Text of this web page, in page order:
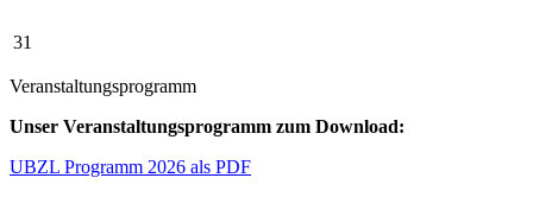
31
Veranstaltungsprogramm
Unser Veranstaltungsprogramm zum Download:
UBZL Programm 2026 als PDF